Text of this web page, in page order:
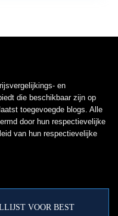
en
die beschikbaar zijn op
toegevoegde blogs. Alle
door hun respectievelijke
van hun respectievelijke
VOOR BEST